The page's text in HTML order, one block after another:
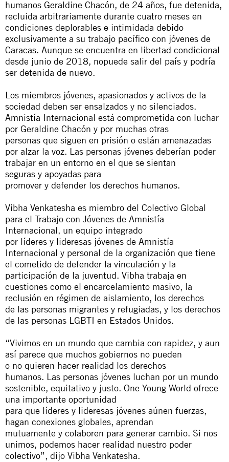
humanos Geraldine Chacón, de 24 años, fue detenida,
recluida arbitrariamente durante cuatro meses en
condiciones deplorables e intimidada debido
exclusivamente a su trabajo pacífico con jóvenes de
Caracas. Aunque se encuentra en libertad condicional
desde junio de 2018, nopuede salir del país y podría
ser detenida de nuevo.
Los miembros jóvenes, apasionados y activos de la
sociedad deben ser ensalzados y no silenciados.
Amnistía Internacional está comprometida con luchar
por Geraldine Chacón y por muchas otras
personas que siguen en prisión o están amenazadas
por alzar la voz. Las personas jóvenes deberían poder
trabajar en un entorno en el que se sientan
seguras y apoyadas para
promover y defender los derechos humanos.
Vibha Venkatesha es miembro del Colectivo Global
para el Trabajo con Jóvenes de Amnistía
Internacional, un equipo integrado
por líderes y lideresas jóvenes de Amnistía
Internacional y personal de la organización que tiene
el cometido de defender la vinculación y la
participación de la juventud. Vibha trabaja en
cuestiones como el encarcelamiento masivo, la
reclusión en régimen de aislamiento, los derechos
de las personas migrantes y refugiadas, y los derechos
de las personas LGBTI en Estados Unidos.
“Vivimos en un mundo que cambia con rapidez, y aun
así parece que muchos gobiernos no pueden
o no quieren hacer realidad los derechos
humanos. Las personas jóvenes luchan por un mundo
sostenible, equitativo y justo. One Young World ofrece
una importante oportunidad
para que líderes y lideresas jóvenes aúnen fuerzas,
hagan conexiones globales, aprendan
mutuamente y colaboren para generar cambio. Si nos
unimos, podemos hacer realidad nuestro poder
colectivo”, dijo Vibha Venkatesha.